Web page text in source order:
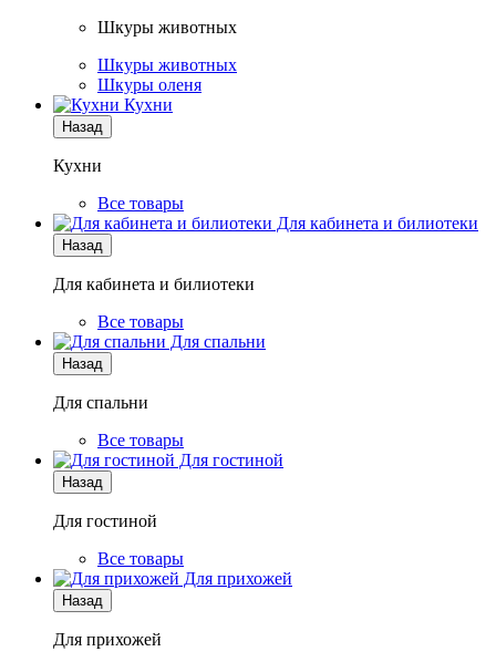
Шкуры животных
Шкуры животных
Шкуры оленя
Кухни
Назад
Кухни
Все товары
Для кабинета и билиотеки
Назад
Для кабинета и билиотеки
Все товары
Для спальни
Назад
Для спальни
Все товары
Для гостиной
Назад
Для гостиной
Все товары
Для прихожей
Назад
Для прихожей